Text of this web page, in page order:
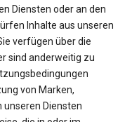
Diensten oder an den
Inhalte aus unseren
verfügen über die
sind anderweitig zu
von Marken,
unseren Diensten